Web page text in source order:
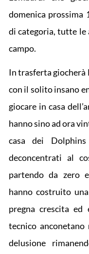
domenica prossima
di categoria, tutte le
campo.
In trasferta giocherà
con il solito insano
giocare in casa
hanno sino ad ora
casa dei
deconcentrati al
partendo da zero
hanno costruito
pregna crescita ed
tecnico
delusione